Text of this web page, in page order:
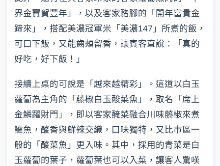
界金寶賀豐年」，以及客家豬腳的「開年富貴金
蹄來」，搭配美濃冠軍米「美濃147」所煮的飯，
可口下飯，又能齒頰留香，讓賓客直說：「真的
好吃，好下飯！」
接續上桌的可說是「越來越精彩」。這道以白玉
蘿蔔為主角的「藤椒白玉酸菜魚」，取名「席上
金鱗躍財門」，即以客家醃菜融合川味藤椒來煮
鱸魚，酸香與鮮辣交織，口味獨特，又比市區一
般的「酸菜魚」更入味。其中，採用的青菜是白
玉蘿蔔的葉子，蘿蔔葉也可以入菜，讓客人驚嘆